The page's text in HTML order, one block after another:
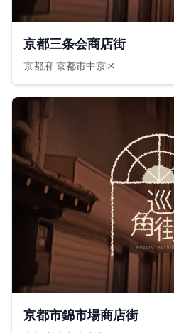
京都三条会商店街
京都府 京都市中京区
京都市錦市場商店街